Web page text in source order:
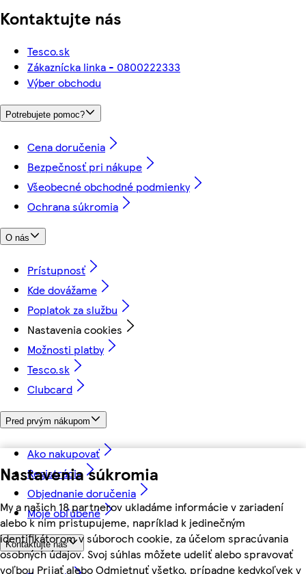
Nastavenia súkromia
My a našich 18 partnerov ukladáme informácie v zariadení
alebo k nim pristupujeme, napríklad k jedinečným
identifikátorom v súboroch cookie, za účelom spracúvania
osobných údajov. Svoj súhlas môžete udeliť alebo spravovať
voľbou Prijať alebo Odmietnuť všetko, prípadne kedykoľvek v
Kontaktujte nás
Tesco.sk
Zákaznícka linka - 0800222333
Výber obchodu
Potrebujete pomoc?
Cena doručenia
Bezpečnosť pri nákupe
Všeobecné obchodné podmienky
Ochrana súkromia
O nás
Prístupnosť
Kde dovážame
Poplatok za službu
Nastavenia cookies
Možnosti platby
Tesco.sk
Clubcard
Pred prvým nákupom
Ako nakupovať
Registrácia
Objednanie doručenia
Moje obľúbené
Kontaktujte nás